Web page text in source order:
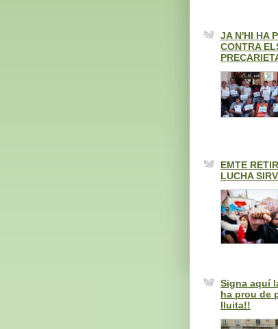
JA N'HI HA
CONTRA
EMTE
LUCHA
Signa aquí
ha prou de
lluita!!